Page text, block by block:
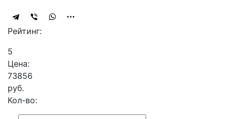
Рейтинг:
5
Цена:
73856
руб.
Кол-во: